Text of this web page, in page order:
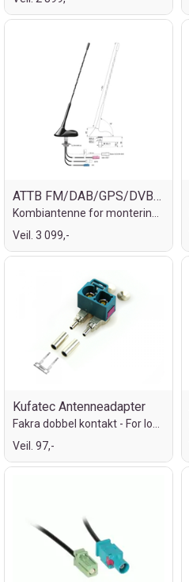
ATTB FM/DAB/GPS/DVB-T - Fakra
Veil. 3 099,-
Kufatec Antenneadapter
Veil. 97,-